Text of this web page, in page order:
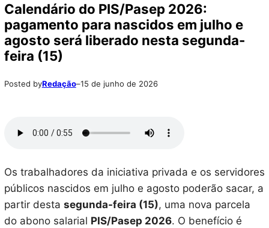
Calendário do PIS/Pasep 2026:
pagamento para nascidos em julho e
agosto será liberado nesta segunda-
feira (15)
Posted byRedação–15 de junho de 2026
Os trabalhadores da iniciativa privada e os servidores
públicos nascidos em julho e agosto poderão sacar, a
partir desta segunda-feira (15), uma nova parcela
do abono salarial PIS/Pasep 2026. O benefício é